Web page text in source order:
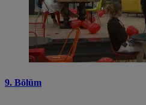
9. Bölüm